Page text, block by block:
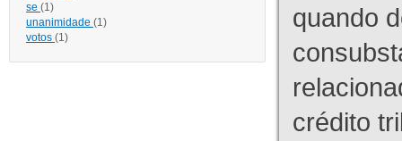
se (1)
unanimidade (1)
votos (1)
quando
crédito